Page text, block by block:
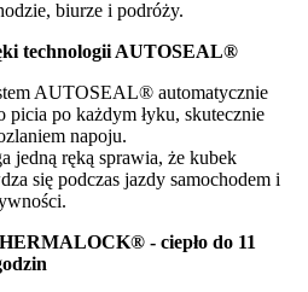
biurze i podróży.
technologii AUTOSEAL®
AUTOSEAL® automatycznie
picia po każdym łyku, skutecznie
napoju.
jedną ręką sprawia, że kubek
się podczas jazdy samochodem i
- ciepło do 11